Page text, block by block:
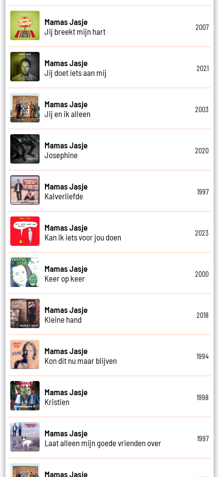
Mamas Jasje
Jij breekt mijn hart
2007
Mamas Jasje
Jij doet iets aan mij
2021
Mamas Jasje
Jij en ik alleen
2003
Mamas Jasje
Josephine
2020
Mamas Jasje
Kalverliefde
1997
Mamas Jasje
Kan ik iets voor jou doen
2023
Mamas Jasje
Keer op keer
2000
Mamas Jasje
Kleine hand
2018
Mamas Jasje
Kon dit nu maar blijven
1994
Mamas Jasje
Kristien
1998
Mamas Jasje
Laat alleen mijn goede vrienden over
1997
Mamas Jasje